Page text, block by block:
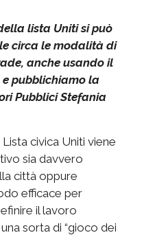
lista Uniti si può
circa le modalità di
anche usando il
pubblichiamo la
Pubblici Stefania
civica Uniti viene
sia davvero
città oppure
efficace per
il lavoro
sorta di “gioco dei